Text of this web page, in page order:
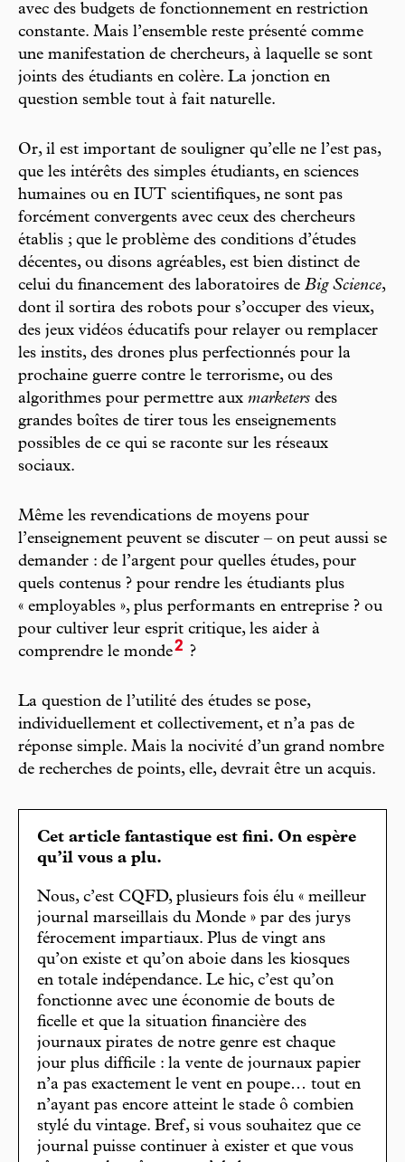
avec des budgets de fonctionnement en restriction
constante. Mais l’ensemble reste présenté comme
une manifestation de chercheurs, à laquelle se sont
joints des étudiants en colère. La jonction en
question semble tout à fait naturelle.
Or, il est important de souligner qu’elle ne l’est pas,
que les intérêts des simples étudiants, en sciences
humaines ou en IUT scientifiques, ne sont pas
forcément convergents avec ceux des chercheurs
établis ; que le problème des conditions d’études
décentes, ou disons agréables, est bien distinct de
celui du financement des laboratoires de Big Science,
dont il sortira des robots pour s’occuper des vieux,
des jeux vidéos éducatifs pour relayer ou remplacer
les instits, des drones plus perfectionnés pour la
prochaine guerre contre le terrorisme, ou des
algorithmes pour permettre aux marketers des
grandes boîtes de tirer tous les enseignements
possibles de ce qui se raconte sur les réseaux
sociaux.
Même les revendications de moyens pour
l’enseignement peuvent se discuter – on peut aussi se
demander : de l’argent pour quelles études, pour
quels contenus ? pour rendre les étudiants plus
« employables », plus performants en entreprise ? ou
pour cultiver leur esprit critique, les aider à
comprendre le monde2 ?
La question de l’utilité des études se pose,
individuellement et collectivement, et n’a pas de
réponse simple. Mais la nocivité d’un grand nombre
de recherches de points, elle, devrait être un acquis.
Cet article fantastique est fini. On espère
qu’il vous a plu.
Nous, c’est CQFD, plusieurs fois élu « meilleur
journal marseillais du Monde » par des jurys
férocement impartiaux. Plus de vingt ans
qu’on existe et qu’on aboie dans les kiosques
en totale indépendance. Le hic, c’est qu’on
fonctionne avec une économie de bouts de
ficelle et que la situation financière des
journaux pirates de notre genre est chaque
jour plus difficile : la vente de journaux papier
n’a pas exactement le vent en poupe… tout en
n’ayant pas encore atteint le stade ô combien
stylé du vintage. Bref, si vous souhaitez que ce
journal puisse continuer à exister et que vous